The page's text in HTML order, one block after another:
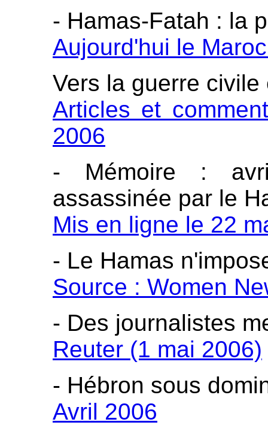
- Hamas-Fatah : la
Aujourd'hui le
Vers la guerre
Articles et
2006
- Mémoire :
assassinée par le
Mis en ligne le 22
- Le Hamas
Source : Women
- Des journalistes
Reuter (1 mai 2006)
- Hébron sous
Avril 2006